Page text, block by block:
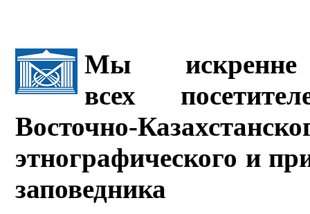
Мы искренне
всех
Восточно-
этнографического и
заповедника